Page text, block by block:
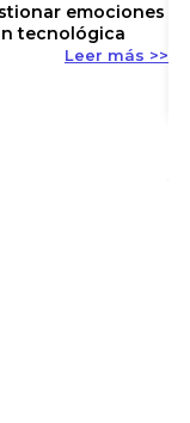
emociones
tecnológica
Leer más >>